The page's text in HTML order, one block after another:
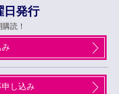
日発行
読！
み
し込み